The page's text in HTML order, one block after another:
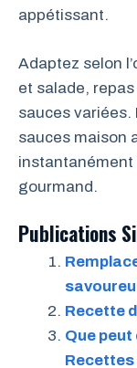
appétissant.
Adaptez selon
et salade,
sauces
sauces maison
instantanément
gourmand.
Publications
Recette
Que peut